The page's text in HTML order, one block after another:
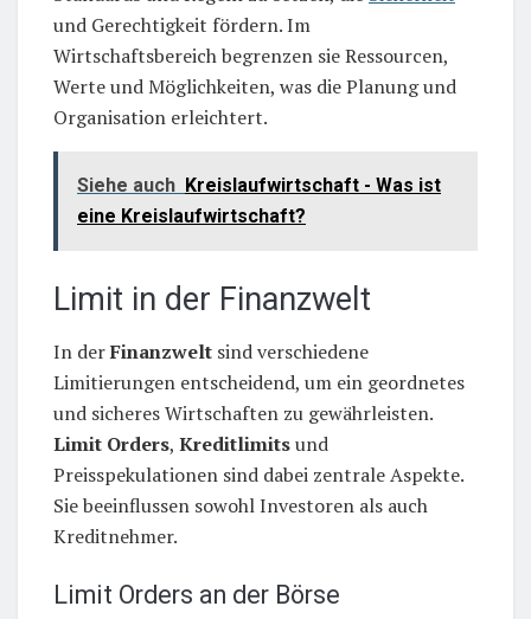
und Gerechtigkeit fördern. Im
Wirtschaftsbereich begrenzen sie Ressourcen,
Werte und Möglichkeiten, was die Planung und
Organisation erleichtert.
Siehe auch Kreislaufwirtschaft - Was ist
eine Kreislaufwirtschaft?
Limit in der Finanzwelt
In derFinanzwelt sind verschiedene
Limitierungen entscheidend, um ein geordnetes
und sicheres Wirtschaften zu gewährleisten.
Limit Orders, Kreditlimitsund
Preisspekulationen sind dabei zentrale Aspekte.
Sie beeinflussen sowohl Investoren als auch
Kreditnehmer.
Limit Orders an der Börse